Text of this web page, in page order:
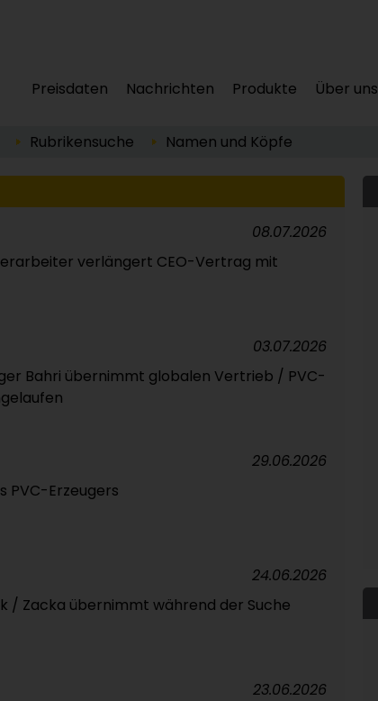
Preisdaten Nachrichten Produkte Über uns
Rubrikensuche Namen und Köpfe
verlängert CEO-Vertrag mit
08.07.2026
Bahri übernimmt globalen Vertrieb / PVC-
03.07.2026
PVC-Erzeugers
29.06.2026
/ Zacka übernimmt während der Suche
24.06.2026
23.06.2026